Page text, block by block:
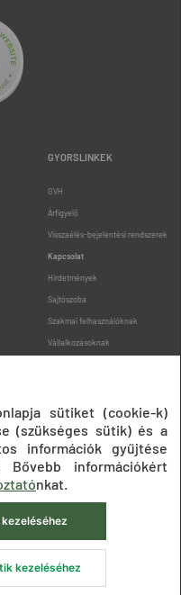
GYORSLINKEK
GVH
Árfigyelő
Visszaélés-bejelentési rendszerek
Kapcsolat
Hirdetmények
Sajtószoba
Szakmai felhasználóknak
Vállalkozásoknak
Oldaltérkép
Akadálymentesítési nyilatkozat
ÁSZF
sütiket (cookie-k)
(szükséges sütik) és a
információk gyűjtése
információkért
nkat.
kezeléséhez